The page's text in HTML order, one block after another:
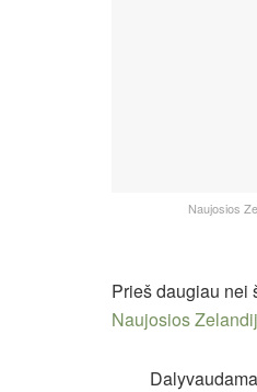
Naujosios
Prieš daugiau nei
Naujosios